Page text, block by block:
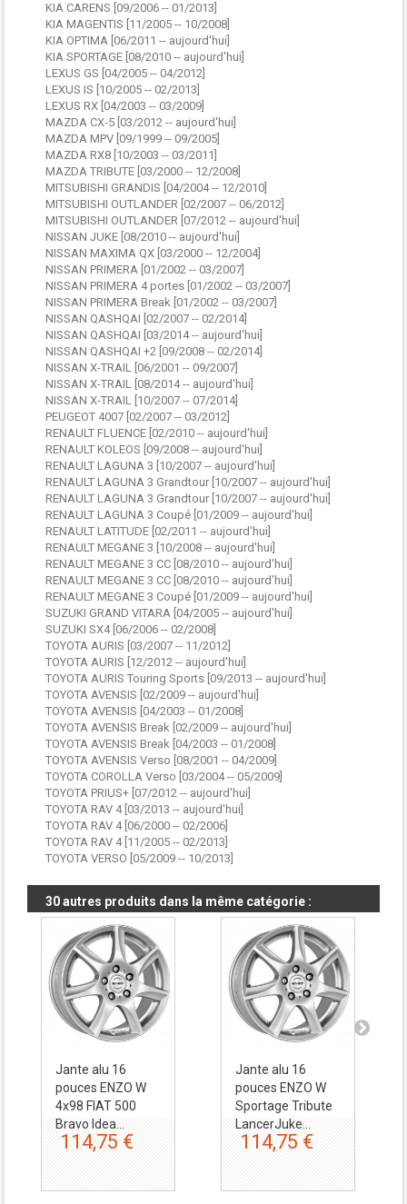
KIA CARENS [09/2006 -- 01/2013]
KIA MAGENTIS [11/2005 -- 10/2008]
KIA OPTIMA [06/2011 -- aujourd'hui]
KIA SPORTAGE [08/2010 -- aujourd'hui]
LEXUS GS [04/2005 -- 04/2012]
LEXUS IS [10/2005 -- 02/2013]
LEXUS RX [04/2003 -- 03/2009]
MAZDA CX-5 [03/2012 -- aujourd'hui]
MAZDA MPV [09/1999 -- 09/2005]
MAZDA RX8 [10/2003 -- 03/2011]
MAZDA TRIBUTE [03/2000 -- 12/2008]
MITSUBISHI GRANDIS [04/2004 -- 12/2010]
MITSUBISHI OUTLANDER [02/2007 -- 06/2012]
MITSUBISHI OUTLANDER [07/2012 -- aujourd'hui]
NISSAN JUKE [08/2010 -- aujourd'hui]
NISSAN MAXIMA QX [03/2000 -- 12/2004]
NISSAN PRIMERA [01/2002 -- 03/2007]
NISSAN PRIMERA 4 portes [01/2002 -- 03/2007]
NISSAN PRIMERA Break [01/2002 -- 03/2007]
NISSAN QASHQAI [02/2007 -- 02/2014]
NISSAN QASHQAI [03/2014 -- aujourd'hui]
NISSAN QASHQAI +2 [09/2008 -- 02/2014]
NISSAN X-TRAIL [06/2001 -- 09/2007]
NISSAN X-TRAIL [08/2014 -- aujourd'hui]
NISSAN X-TRAIL [10/2007 -- 07/2014]
PEUGEOT 4007 [02/2007 -- 03/2012]
RENAULT FLUENCE [02/2010 -- aujourd'hui]
RENAULT KOLEOS [09/2008 -- aujourd'hui]
RENAULT LAGUNA 3 [10/2007 -- aujourd'hui]
RENAULT LAGUNA 3 Grandtour [10/2007 -- aujourd'hui]
RENAULT LAGUNA 3 Grandtour [10/2007 -- aujourd'hui]
RENAULT LAGUNA 3 Coupé [01/2009 -- aujourd'hui]
RENAULT LATITUDE [02/2011 -- aujourd'hui]
RENAULT MEGANE 3 [10/2008 -- aujourd'hui]
RENAULT MEGANE 3 CC [08/2010 -- aujourd'hui]
RENAULT MEGANE 3 CC [08/2010 -- aujourd'hui]
RENAULT MEGANE 3 Coupé [01/2009 -- aujourd'hui]
SUZUKI GRAND VITARA [04/2005 -- aujourd'hui]
SUZUKI SX4 [06/2006 -- 02/2008]
TOYOTA AURIS [03/2007 -- 11/2012]
TOYOTA AURIS [12/2012 -- aujourd'hui]
TOYOTA AURIS Touring Sports [09/2013 -- aujourd'hui]
TOYOTA AVENSIS [02/2009 -- aujourd'hui]
TOYOTA AVENSIS [04/2003 -- 01/2008]
TOYOTA AVENSIS Break [02/2009 -- aujourd'hui]
TOYOTA AVENSIS Break [04/2003 -- 01/2008]
TOYOTA AVENSIS Verso [08/2001 -- 04/2009]
TOYOTA COROLLA Verso [03/2004 -- 05/2009]
TOYOTA PRIUS+ [07/2012 -- aujourd'hui]
TOYOTA RAV 4 [03/2013 -- aujourd'hui]
TOYOTA RAV 4 [06/2000 -- 02/2006]
TOYOTA RAV 4 [11/2005 -- 02/2013]
TOYOTA VERSO [05/2009 -- 10/2013]
30 autres produits dans la même catégorie :
Jante alu 16
pouces ENZO W
4x98 FIAT 500
Bravo Idea...
114,75 €
Jante alu 16
pouces ENZO W
Sportage Tribute
LancerJuke...
114,75 €